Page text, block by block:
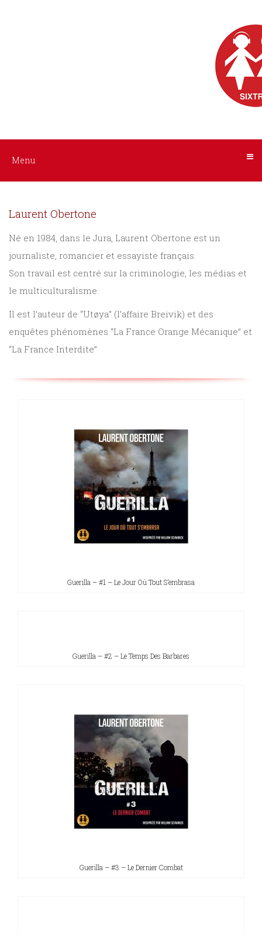
Menu
NOS
livres
Littérature
/
Suspense
Histoire
A
PARAÎTRE
Laurent Obertone
Né en 1984, dans le Jura, Laurent Obertone est un
journaliste, romancier et essayiste français.
Son travail est centré sur la criminologie, les médias et
le multiculturalisme.
Il est l’auteur de “Utøya” (l’affaire Breivik) et des
enquêtes phénomènes “La France Orange Mécanique” et
“La France Interdite”
Guerilla – #1 – Le Jour Où Tout S’embrasa
Guerilla – #2 – Le Temps Des Barbares
Guerilla – #3 – Le Dernier Combat